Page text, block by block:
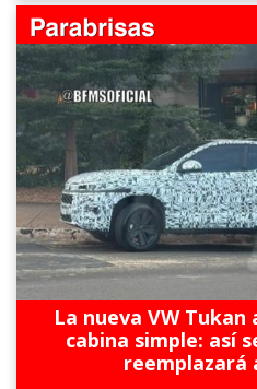
La nueva VW
cabina simple: así
reemplazará